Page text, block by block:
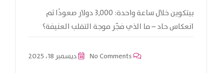
بيتكوين خلال ساعة واحدة: 3,000 دولار صعودًا ثم
انعكاس حاد – ما الذي فجّر موجة التقلب العنيفة؟
ديسمبر 18، 2025